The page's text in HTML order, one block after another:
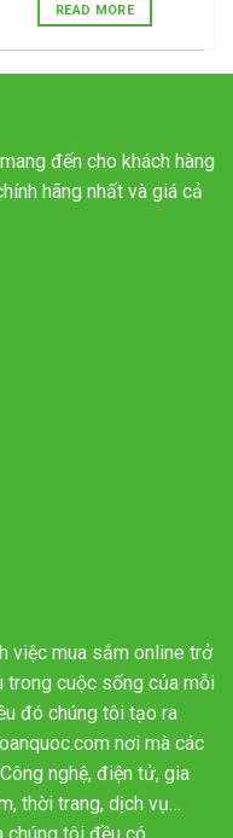
READ MORE
đến cho khách hàng
hãng nhất và giá cả
việc mua sắm online trở
trong cuộc sống của mỗi
đó chúng tôi tạo ra
nơi mà các
nghệ, điện tử, gia
thời trang, dịch vụ…